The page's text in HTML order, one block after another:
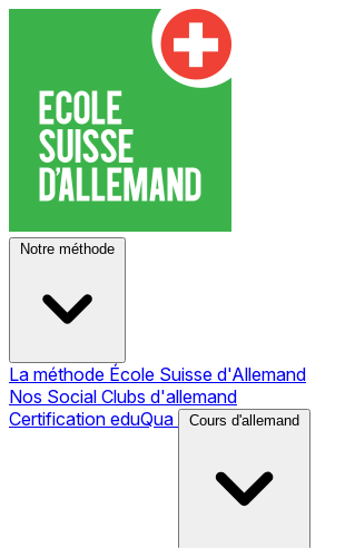
Notre méthode
La méthode École Suisse d'Allemand
Nos Social Clubs d'allemand
Certification eduQua
Cours d'allemand